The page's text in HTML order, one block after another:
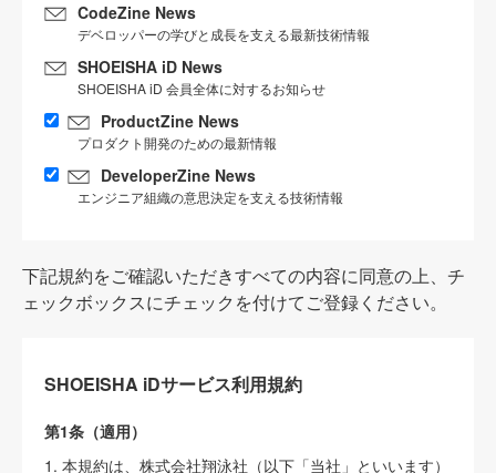
CodeZine News
デベロッパーの学びと成長を支える最新技術情報
SHOEISHA iD News
SHOEISHA iD 会員全体に対するお知らせ
ProductZine News
プロダクト開発のための最新情報
DeveloperZine News
エンジニア組織の意思決定を支える技術情報
下記規約をご確認いただきすべての内容に同意の上、チ
ェックボックスにチェックを付けてご登録ください。
SHOEISHA iDサービス利用規約
第1条（適用）
1. 本規約は、株式会社翔泳社（以下「当社」といいます）